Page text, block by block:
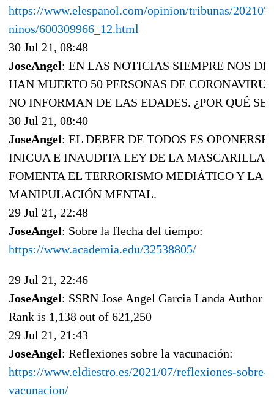
https://www.elespanol.com/opinion/tribunas/
ninos/600309966_12.html
30 Jul 21, 08:48
JoseAngel: EN LAS NOTICIAS SIEMPRE NOS
HAN MUERTO 50 PERSONAS DE
NO INFORMAN DE LAS EDADES. ¿POR QUÉ
30 Jul 21, 08:40
JoseAngel: EL DEBER DE TODOS ES OPONERSE
INICUA E INAUDITA LEY DE LA MASCARILLA,
FOMENTA EL TERRORISMO MEDIÁTICO Y LA
MANIPULACIÓN MENTAL.
29 Jul 21, 22:48
JoseAngel: Sobre la flecha del tiempo:
https://www.academia.edu/32538805/
29 Jul 21, 22:46
JoseAngel: SSRN Jose Angel Garcia Landa Author
Rank is 1,138 out of 621,250
29 Jul 21, 21:43
JoseAngel: Reflexiones sobre la vacunación:
https://www.eldiestro.es/2021/07/reflexiones-sobre-
vacunacion/